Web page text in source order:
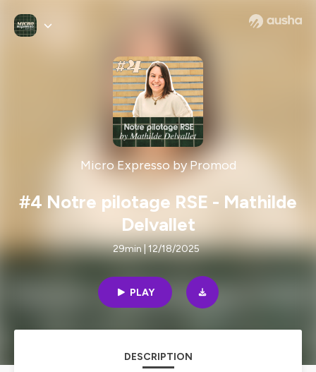
Micro Expresso by Promod
#4 Notre pilotage RSE - Mathilde
Delvallet
29min | 12/18/2025
PLAY
DESCRIPTION